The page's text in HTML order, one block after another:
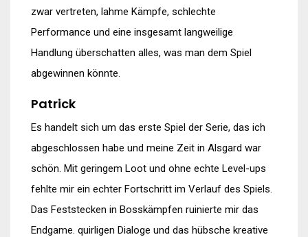
zwar vertreten, lahme Kämpfe, schlechte
Performance und eine insgesamt langweilige
Handlung überschatten alles, was man dem Spiel
abgewinnen könnte.
Patrick
Es handelt sich um das erste Spiel der Serie, das ich
abgeschlossen habe und meine Zeit in Alsgard war
schön. Mit geringem Loot und ohne echte Level-ups
fehlte mir ein echter Fortschritt im Verlauf des Spiels.
Das Feststecken in Bosskämpfen ruinierte mir das
Endgame. quirligen Dialoge und das hübsche kreative